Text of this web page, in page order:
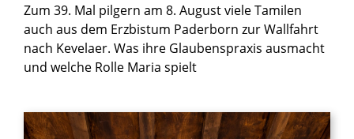
Zum 39. Mal pilgern am 8. August viele Tamilen
auch aus dem Erzbistum Paderborn zur Wallfahrt
nach Kevelaer. Was ihre Glaubenspraxis ausmacht
und welche Rolle Maria spielt